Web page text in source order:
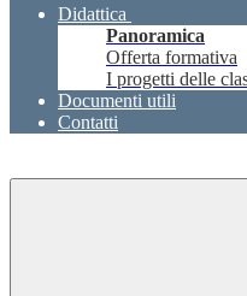
Didattica
Panoramica
Offerta formativa
I progetti delle
Documenti utili
Contatti